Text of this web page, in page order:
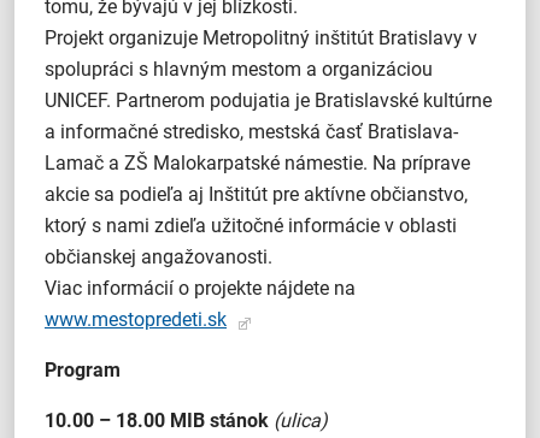
tomu, že bývajú v jej blízkosti.
Projekt organizuje Metropolitný inštitút Bratislavy v
spolupráci s hlavným mestom a organizáciou
UNICEF. Partnerom podujatia je Bratislavské kultúrne
a informačné stredisko, mestská časť Bratislava-
Lamač a ZŠ Malokarpatské námestie. Na príprave
akcie sa podieľa aj Inštitút pre aktívne občianstvo,
ktorý s nami zdieľa užitočné informácie v oblasti
občianskej angažovanosti.
Viac informácií o projekte nájdete na
www.mestopredeti.sk
Program
10.00 – 18.00 MIB stánok (ulica)